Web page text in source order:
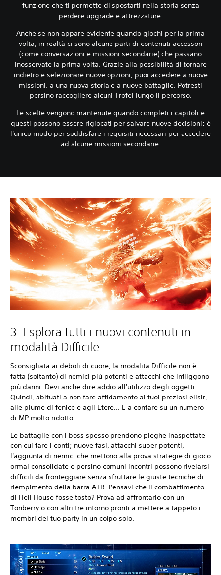
funzione che ti permette di spostarti nella storia senza
perdere upgrade e attrezzature.
Anche se non appare evidente quando giochi per la prima
volta, in realtà ci sono alcune parti di contenuti accessori
(come conversazioni e missioni secondarie) che passano
inosservate la prima volta. Grazie alla possibilità di tornare
indietro e selezionare nuove opzioni, puoi accedere a nuove
missioni, a una nuova storia e a nuove battaglie. Potresti
persino raccogliere alcuni Trofei lungo il percorso.
Le scelte vengono mantenute quando completi i capitoli e
questi possono essere rigiocati per salvare nuove decisioni: è
l'unico modo per soddisfare i requisiti necessari per accedere
ad alcune missioni secondarie.
3. Esplora tutti i nuovi contenuti in
modalità Difficile
Sconsigliata ai deboli di cuore, la modalità Difficile non è
fatta (soltanto) di nemici più potenti e attacchi che infliggono
più danni. Devi anche dire addio all'utilizzo degli oggetti.
Quindi, abituati a non fare affidamento ai tuoi preziosi elisir,
alle piume di fenice e agli Etere... E a contare su un numero
di MP molto ridotto.
Le battaglie con i boss spesso prendono pieghe inaspettate
con cui fare i conti; nuove fasi, attacchi super potenti,
l'aggiunta di nemici che mettono alla prova strategie di gioco
ormai consolidate e persino comuni incontri possono rivelarsi
difficili da fronteggiare senza sfruttare le giuste tecniche di
riempimento della barra ATB. Pensavi che il combattimento
di Hell House fosse tosto? Prova ad affrontarlo con un
Tonberry o con altri tre intorno pronti a mettere a tappeto i
membri del tuo party in un colpo solo.